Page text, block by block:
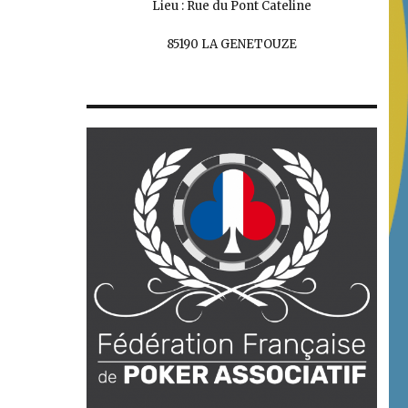
Lieu : Rue du Pont Cateline
85190 LA GENETOUZE